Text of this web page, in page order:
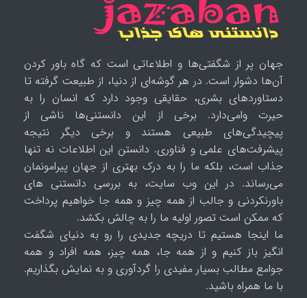
جهان پر از شگفتی‌ها و اطلاعاتی است که گاه باور کردن
آن‌ها دشوار است. در هر گوشه‌ای از دنیا، از طبیعت گرفته تا
دستاوردهای بشری، حقایقی وجود دارد که انسان را به
حیرت وامی‌دارد. برخی از این دانستنی‌ها ناشی از
پیچیدگی‌های طبیعی هستند و برخی دیگر نتیجه
پیشرفت‌های علمی و فناوری. دانستن این اطلاعات نه تنها
جذاب است، بلکه ما را به درک بهتری از جهان پیرامونمان
می‌رساند. در این وب سایت، به بررسی دانستنی های
باورنکردنی و جالب از همه چیز و همه جا خواهیم پرداخت
که ممکن است تصور اولیه ما را به چالش بکشد.
ما اینجا هستیم تا دریچه جدیدی را رو به دنیای شگفت
انگیز باز کنیم و از همه جا، همه چیز، همه افراد و همه
جوامع مطالب بسیار مفیدی را گردآوری و به نمایش بگذاریم.
با ما همراه باشید.